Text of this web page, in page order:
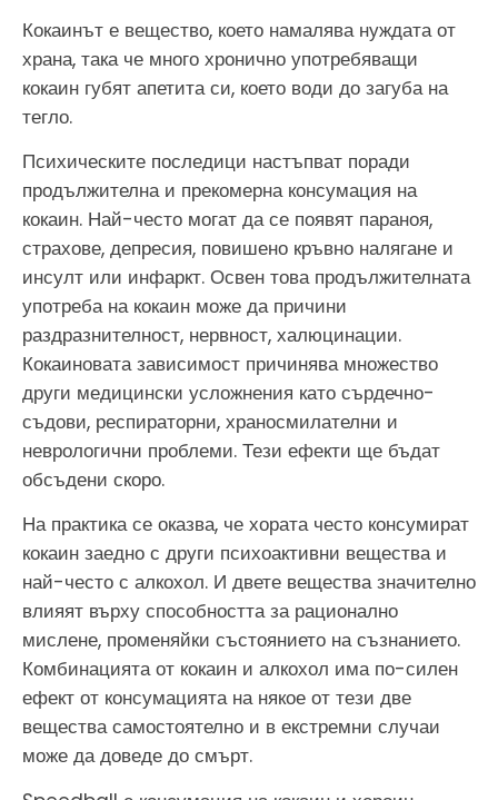
Кокаинът е вещество, което намалява нуждата от
храна, така че много хронично употребяващи
кокаин губят апетита си, което води до загуба на
тегло.
Психическите последици настъпват поради
продължителна и прекомерна консумация на
кокаин. Най-често могат да се появят параноя,
страхове, депресия, повишено кръвно налягане и
инсулт или инфаркт. Освен това продължителната
употреба на кокаин може да причини
раздразнителност, нервност, халюцинации.
Кокаиновата зависимост причинява множество
други медицински усложнения като сърдечно-
съдови, респираторни, храносмилателни и
неврологични проблеми. Тези ефекти ще бъдат
обсъдени скоро.
На практика се оказва, че хората често консумират
кокаин заедно с други психоактивни вещества и
най-често с алкохол. И двете вещества значително
влияят върху способността за рационално
мислене, променяйки състоянието на съзнанието.
Комбинацията от кокаин и алкохол има по-силен
ефект от консумацията на някое от тези две
вещества самостоятелно и в екстремни случаи
може да доведе до смърт.